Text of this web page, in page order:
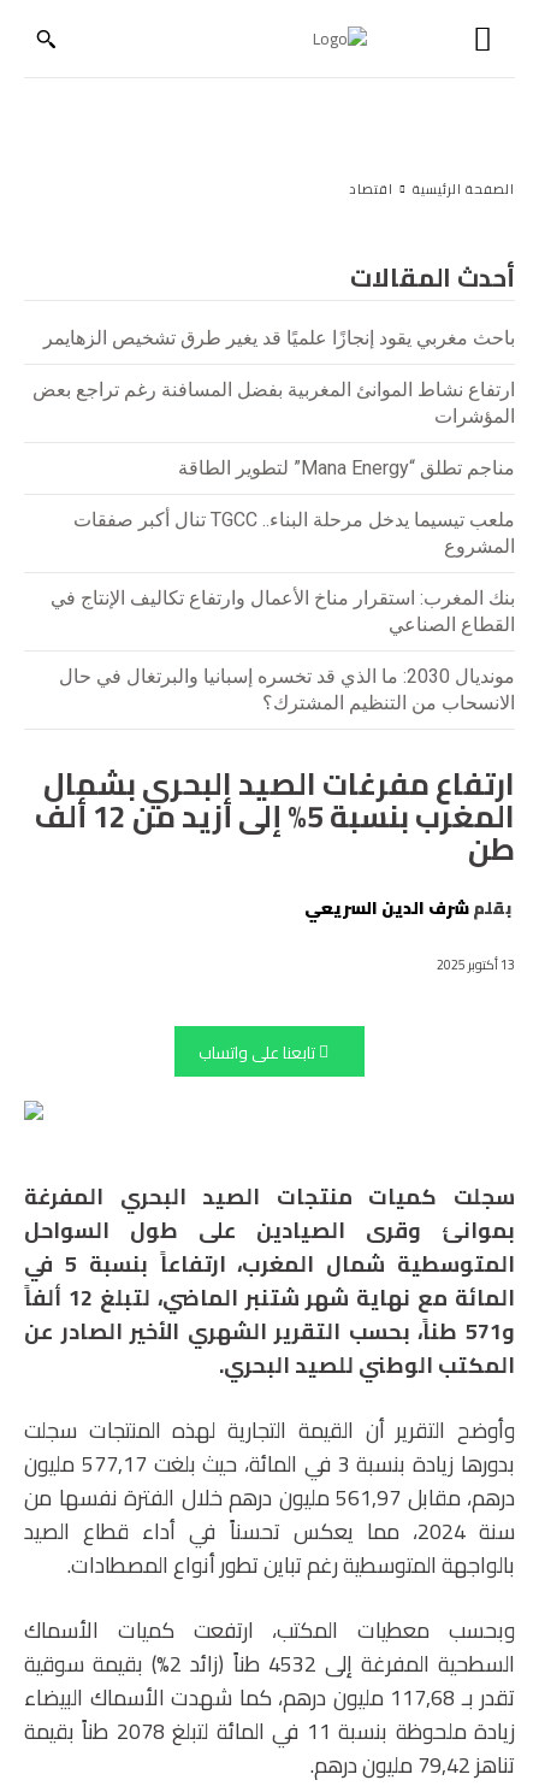
الصفحة الرئيسية اقتصاد
أحدث المقالات
باحث مغربي يقود إنجازًا علميًا قد يغير طرق تشخيص الزهايمر
ارتفاع نشاط الموانئ المغربية بفضل المسافنة رغم تراجع بعض
المؤشرات
مناجم تطلق “Mana Energy” لتطوير الطاقة
ملعب تيسيما يدخل مرحلة البناء.. TGCC تنال أكبر صفقات
المشروع
بنك المغرب: استقرار مناخ الأعمال وارتفاع تكاليف الإنتاج في
القطاع الصناعي
مونديال 2030: ما الذي قد تخسره إسبانيا والبرتغال في حال
الانسحاب من التنظيم المشترك؟
ارتفاع مفرغات الصيد البحري بشمال
المغرب بنسبة 5% إلى أزيد من 12 ألف
طن
بقلمشرف الدين السريعي
13 أكتوبر 2025
تابعنا على واتساب
سجلت كميات منتجات الصيد البحري المفرغة
بموانئ وقرى الصيادين على طول السواحل
المتوسطية شمال المغرب، ارتفاعاً بنسبة 5 في
المائة مع نهاية شهر شتنبر الماضي، لتبلغ 12 ألفاً
و571 طناً، بحسب التقرير الشهري الأخير الصادر عن
المكتب الوطني للصيد البحري.
وأوضح التقرير أن القيمة التجارية لهذه المنتجات سجلت
بدورها زيادة بنسبة 3 في المائة، حيث بلغت 577,17 مليون
درهم، مقابل 561,97 مليون درهم خلال الفترة نفسها من
سنة 2024، مما يعكس تحسناً في أداء قطاع الصيد
بالواجهة المتوسطية رغم تباين تطور أنواع المصطادات.
وبحسب معطيات المكتب، ارتفعت كميات الأسماك
السطحية المفرغة إلى 4532 طناً (زائد 2%) بقيمة سوقية
تقدر بـ 117,68 مليون درهم، كما شهدت الأسماك البيضاء
زيادة ملحوظة بنسبة 11 في المائة لتبلغ 2078 طناً بقيمة
تناهز 79,42 مليون درهم.